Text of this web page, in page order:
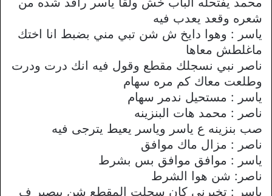
شعره وقعد يعدب فيه
ياسر : وهوا دايخ ش شن تبي مني بضبط انا اختك
ماغلطش معاها
ناصر نبي نسجلك مقطع وقول فيه انك درت ودرت
وطلعت معاك كم مره سهام
ياسر : مستحيل ندمر سهام
ناصر : محمد هات البنزينه
صب بنزينه ع ياسر وياسر يعيط يترجى فيه
ناصر : مزال ماك موافق
ياسر : موافق موافق بس بشرط
ناصر: شن هوا الشرط
ياسر : تخبرني كان سجلت المقطع شن بيصير ف